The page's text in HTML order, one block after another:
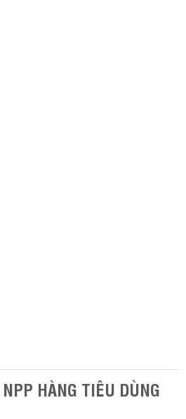
HÀNG TIÊU DÙNG